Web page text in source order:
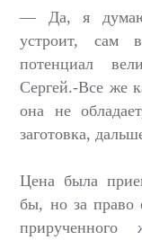
— Да, я думаю,
устроит, сам
потенциал
Сергей.-Все же
она не
заготовка,
Цена была
бы, но за право